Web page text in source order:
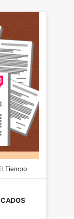
Tiempo